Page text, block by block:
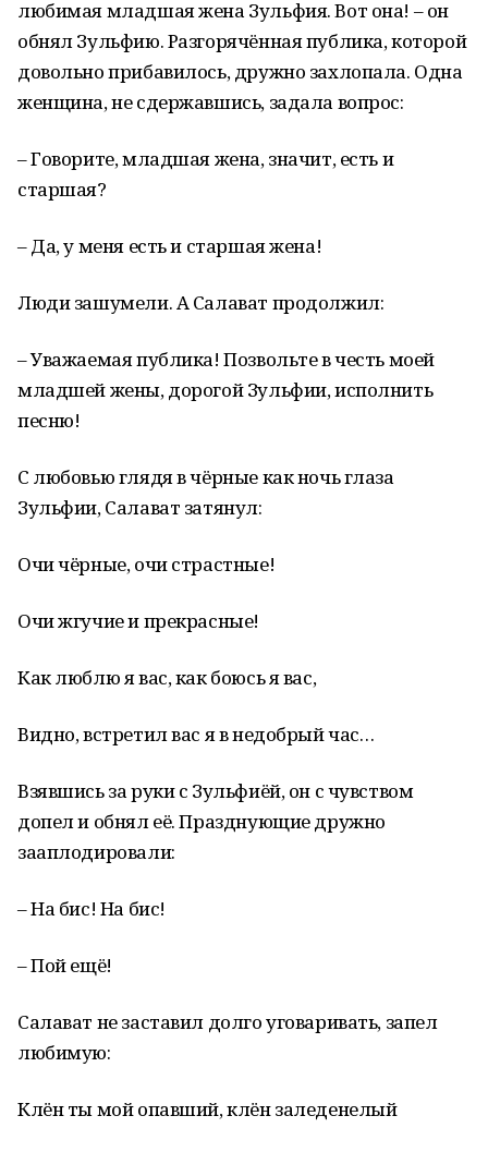
любимая младшая жена Зульфия. Вот она! – он
обнял Зульфию. Разгорячённая публика, которой
довольно прибавилось, дружно захлопала. Одна
женщина, не сдержавшись, задала вопрос:
– Говорите, младшая жена, значит, есть и
старшая?
– Да, у меня есть и старшая жена!
Люди зашумели. А Салават продолжил:
– Уважаемая публика! Позвольте в честь моей
младшей жены, дорогой Зульфии, исполнить
песню!
С любовью глядя в чёрные как ночь глаза
Зульфии, Салават затянул:
Очи чёрные, очи страстные!
Очи жгучие и прекрасные!
Как люблю я вас, как боюсь я вас,
Видно, встретил вас я в недобрый час…
Взявшись за руки с Зульфиёй, он с чувством
допел и обнял её. Празднующие дружно
зааплодировали:
– На бис! На бис!
– Пой ещё!
Салават не заставил долго уговаривать, запел
любимую:
Клён ты мой опавший, клён заледенелый